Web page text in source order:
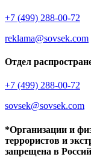
+7 (499) 288-00-72
reklama@sovsek.com
Отдел
+7 (499) 288-00-72
sovsek@sovsek.com
*Организации и
террористов и
запрещена в